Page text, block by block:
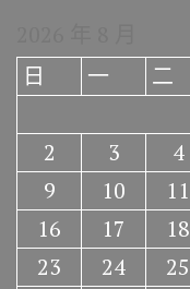
日
一 二
2
3 4
9
10 11
16
17 18
23
24 25